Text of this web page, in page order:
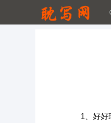
1、好好珍
家的经典语录150句